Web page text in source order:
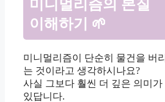
미니멀리즘의 본질
이해하기 🌱
미니멀리즘이 단순히 물건을 버리
는 것이라고 생각하시나요?
사실 그보다 훨씬 더 깊은 의미가
있답니다.